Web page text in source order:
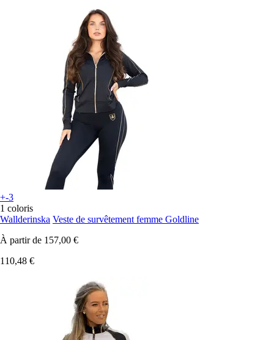
+-3
1 coloris
Wallderinska Veste de survêtement femme Goldline
À partir de 157,00 €
110,48 €